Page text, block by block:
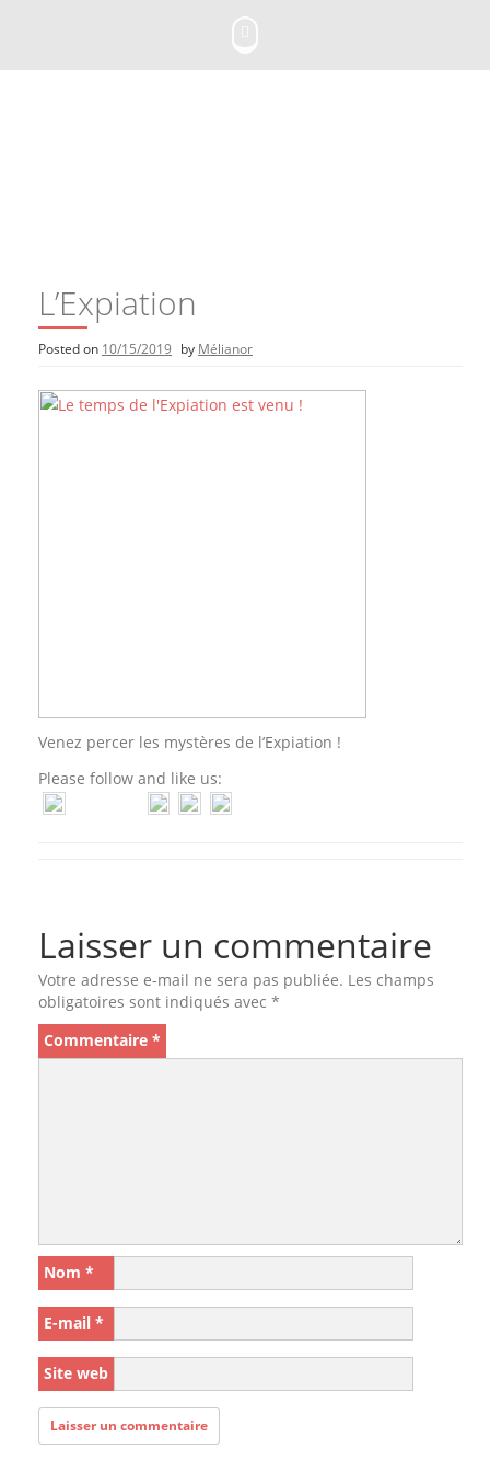
L’Expiation
Posted on 10/15/2019 by Mélianor
Venez percer les mystères de l’Expiation !
Please follow and like us:
Laisser un commentaire
Votre adresse e-mail ne sera pas publiée. Les champs
obligatoires sont indiqués avec *
Commentaire *
Nom *
E-mail *
Site web